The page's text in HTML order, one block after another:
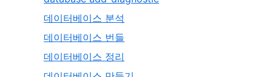
데이터베이스 분석
데이터베이스 번들
데이터베이스 정리